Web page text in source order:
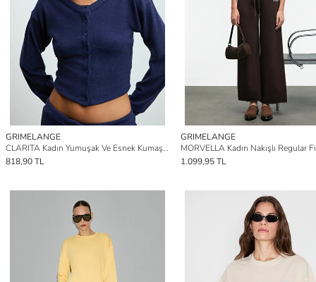
GRIMELANGE
CLARITA Kadın Yumuşak Ve Esnek Kumaşlı Bele Oturan Düğmeli Crop LACİVERT Sweatshirt
818,90 TL
GRIMELANGE
1.099,95 TL